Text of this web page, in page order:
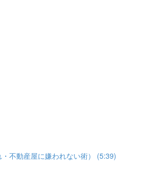
不動産屋に嫌われない術） (5:39)